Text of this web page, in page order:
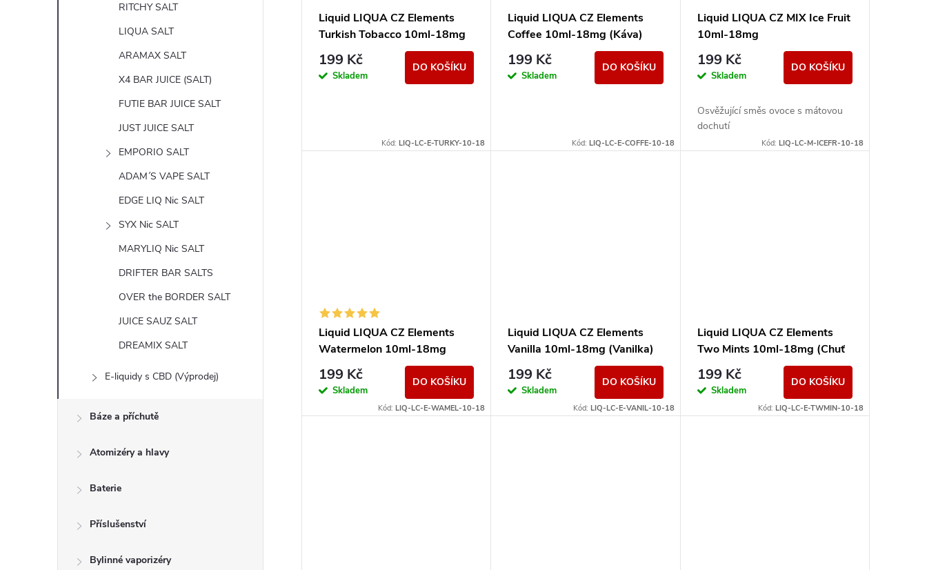
RITCHY SALT
LIQUA SALT
ARAMAX SALT
X4 BAR JUICE (SALT)
FUTIE BAR JUICE SALT
JUST JUICE SALT
EMPORIO SALT
ADAM´S VAPE SALT
EDGE LIQ Nic SALT
SYX Nic SALT
MARYLIQ Nic SALT
DRIFTER BAR SALTS
OVER the BORDER SALT
JUICE SAUZ SALT
DREAMIX SALT
E-liquidy s CBD (Výprodej)
Báze a příchutě
Atomizéry a hlavy
Baterie
Příslušenství
Bylinné vaporizéry
Liquid LIQUA CZ Elements
Turkish Tobacco 10ml-18mg
(Turecký tabák)
199 Kč
Skladem
DO KOŠÍKU
Kód:LIQ-LC-E-TURKY-10-18
Liquid LIQUA CZ Elements
Coffee 10ml-18mg (Káva)
199 Kč
Skladem
DO KOŠÍKU
Kód: LIQ-LC-E-COFFE-10-18
Liquid LIQUA CZ MIX Ice Fruit
10ml-18mg
199 Kč
Skladem
DO KOŠÍKU
Osvěžující směs ovoce s mátovou
dochutí
Kód: LIQ-LC-M-ICEFR-10-18
Liquid LIQUA CZ Elements
Watermelon 10ml-18mg
(Vodní meloun)
199 Kč
Skladem
DO KOŠÍKU
Kód:LIQ-LC-E-WAMEL-10-18
Liquid LIQUA CZ Elements
Vanilla 10ml-18mg (Vanilka)
199 Kč
Skladem
DO KOŠÍKU
Kód: LIQ-LC-E-VANIL-10-18
Liquid LIQUA CZ Elements
Two Mints 10ml-18mg (Chuť
máty a mentolu)
199 Kč
Skladem
DO KOŠÍKU
Kód: LIQ-LC-E-TWMIN-10-18